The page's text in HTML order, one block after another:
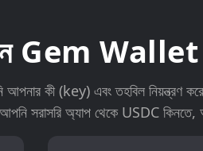
Gem Wallet
কী (key) এবং তহবিল নিয়ন্ত্রণ
সরাসরি অ্যাপ থেকে USDC কিনতে,